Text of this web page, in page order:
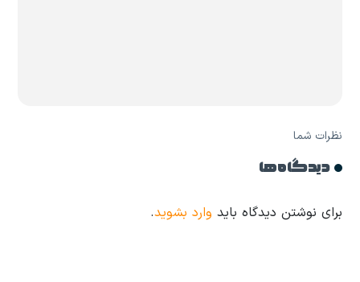
نظرات شما
دیدگاه ها
برای نوشتن دیدگاه باید وارد بشوید.